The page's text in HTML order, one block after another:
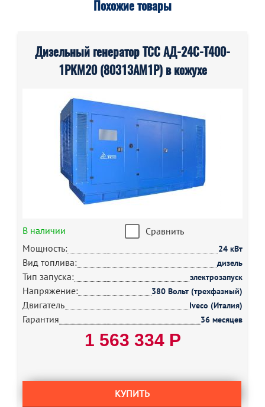
Похожие товары
Дизельный генератор ТСС АД-24С-Т400-
1РКМ20 (80313AM1P) в кожухе
В наличии
Сравнить
Мощность:
24 кВт
Вид топлива: дизель
Тип запуска: электрозапуск
Напряжение: 380 Вольт (трехфазный)
Двигатель Iveco (Италия)
Гарантия 36 месяцев
1 563 334 Р
КУПИТЬ